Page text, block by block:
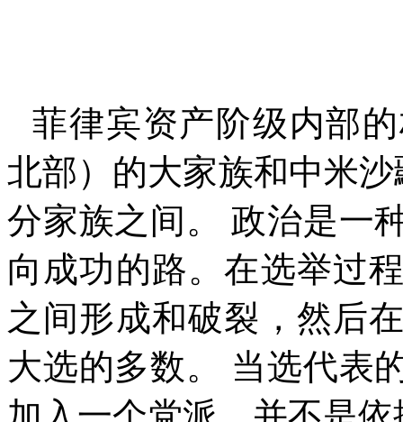
菲律宾资产阶级内部
北部）的大家族和中米沙
分家族之间。 政治是一
向成功的路。在选举过
之间形成和破裂，然后
大选的多数。 当选代表